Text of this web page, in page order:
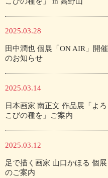
2025.03.28
田中潤也 個展「ON AIR」開催
のお知らせ
2025.03.14
日本画家 南正文 作品展「よろ
こびの種を」ご案内
2025.03.12
足で描く画家 山口かほる 個展
のご案内